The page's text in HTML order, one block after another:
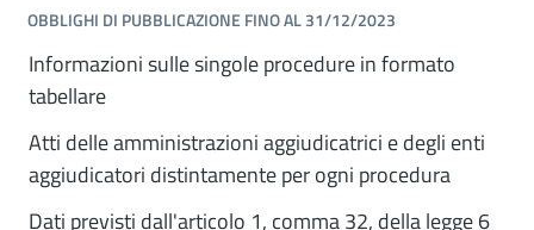
OBBLIGHI DI PUBBLICAZIONE FINO AL 31/12/2023
Informazioni sulle singole procedure in formato
tabellare
Atti delle amministrazioni aggiudicatrici e degli enti
aggiudicatori distintamente per ogni procedura
Dati previsti dall'articolo 1, comma 32, della legge 6